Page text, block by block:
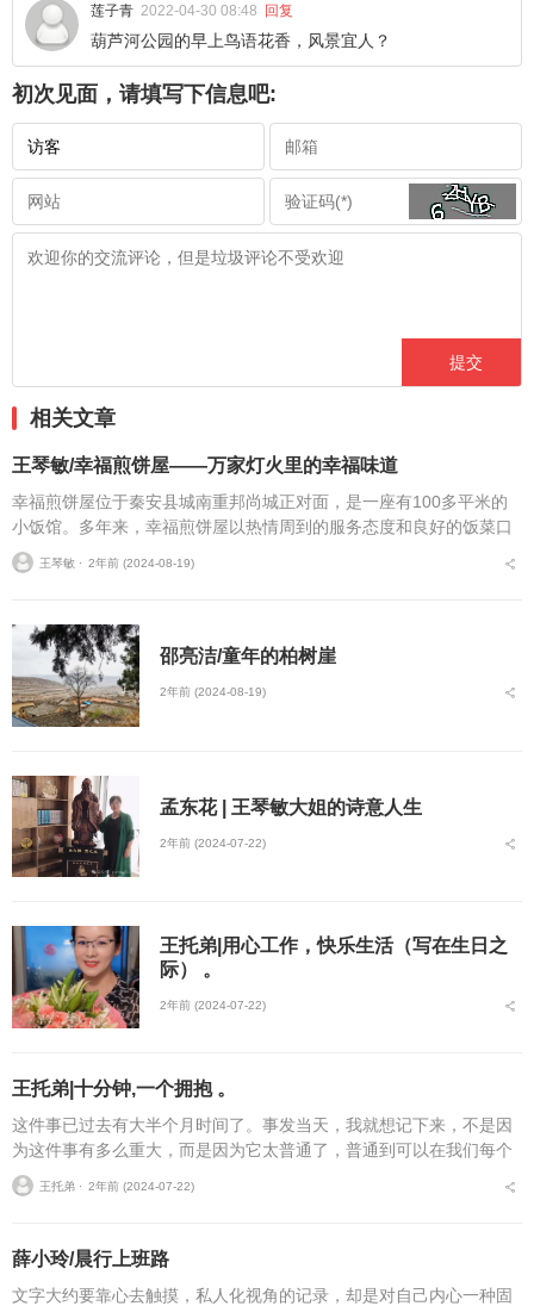
莲子青 2022-04-30 08:48 回复
葫芦河公园的早上鸟语花香，风景宜人？
初次见面，请填写下信息吧:
相关文章
王琴敏/幸福煎饼屋——万家灯火里的幸福味道
幸福煎饼屋位于秦安县城南重邦尚城正对面，是一座有100多平米的
小饭馆。多年来，幸福煎饼屋以热情周到的服务态度和良好的饭菜口
碑深受食客们青睐。在市场经济日益竞争激烈的今天，幸福煎饼屋不
受外界因素影响，依...
王琴敏 ⋅ 2年前 (2024-08-19)
邵亮洁/童年的柏树崖
2年前 (2024-08-19)
孟东花 | 王琴敏大姐的诗意人生
2年前 (2024-07-22)
王托弟|用心工作，快乐生活（写在生日之
际） 。
2年前 (2024-07-22)
王托弟|十分钟,一个拥抱 。
这件事已过去有大半个月时间了。事发当天，我就想记下来，不是因
为这件事有多么重大，而是因为它太普通了，普通到可以在我们每个
人的身上都能看到它的影子，或明显或稀微。事情是这样的：大半个
月前的一天。午饭过后...
王托弟 ⋅ 2年前 (2024-07-22)
薛小玲/晨行上班路
文字大约要靠心去触摸，私人化视角的记录，却是对自己内心一种固